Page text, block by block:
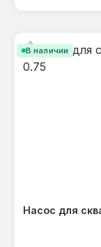
В наличии
Насос для